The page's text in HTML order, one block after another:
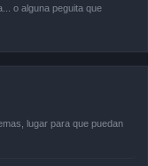
o alguna peguita que
lugar para que puedan